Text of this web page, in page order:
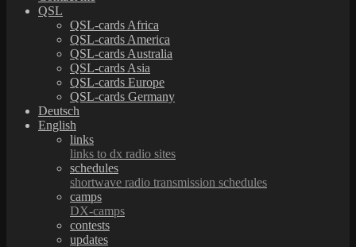
QSL
QSL-cards Africa
QSL-cards America
QSL-cards Australia
QSL-cards Asia
QSL-cards Europe
QSL-cards Germany
Deutsch
English
links
links to dx radio sites
schedules
shortwave radio transmission schedules
camps
DX-camps
contests
updates